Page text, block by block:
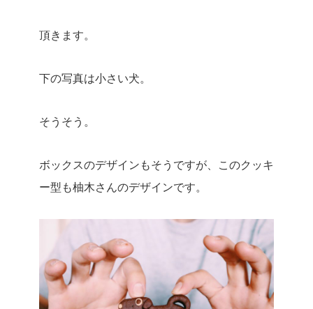
頂きます。
下の写真は小さい犬。
そうそう。
ボックスのデザインもそうですが、このクッキ
ー型も柚木さんのデザインです。